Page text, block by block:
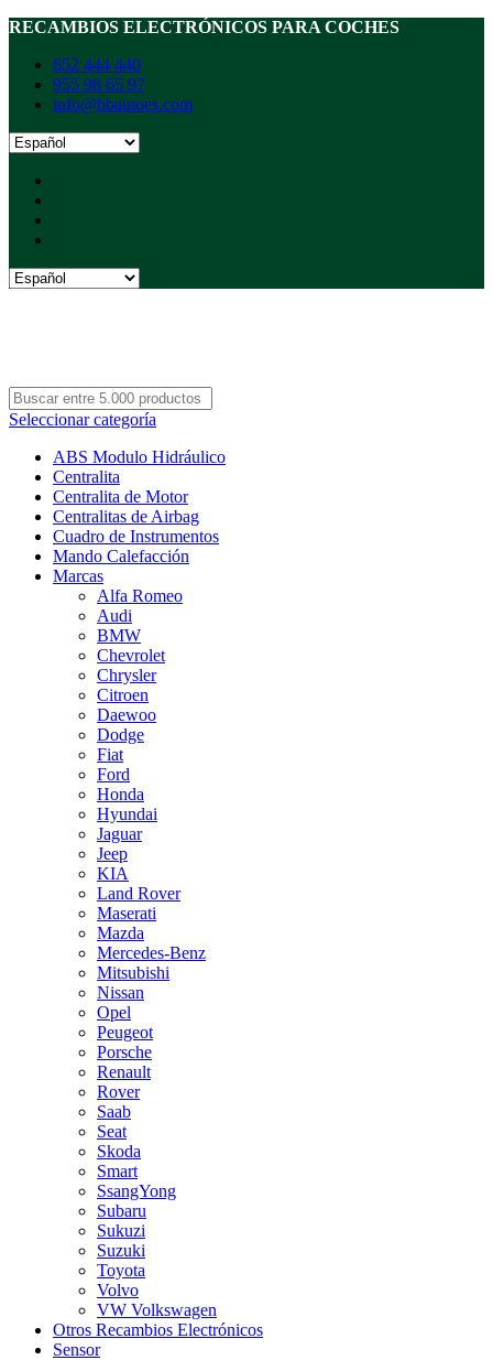
RECAMBIOS ELECTRÓNICOS PARA COCHES
652 444 440
955 98 65 97
info@hbautoes.com
Seleccionar categoría
ABS Modulo Hidráulico
Centralita
Centralita de Motor
Centralitas de Airbag
Cuadro de Instrumentos
Mando Calefacción
Marcas
Alfa Romeo
Audi
BMW
Chevrolet
Chrysler
Citroen
Daewoo
Dodge
Fiat
Ford
Honda
Hyundai
Jaguar
Jeep
KIA
Land Rover
Maserati
Mazda
Mercedes-Benz
Mitsubishi
Nissan
Opel
Peugeot
Porsche
Renault
Rover
Saab
Seat
Skoda
Smart
SsangYong
Subaru
Sukuzi
Suzuki
Toyota
Volvo
VW Volkswagen
Otros Recambios Electrónicos
Sensor